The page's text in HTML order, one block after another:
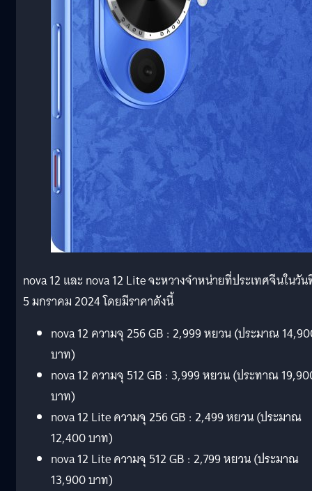
nova 12 และ nova 12 Lite จะหวางจำหน่ายที่ประเทศจีนในวั
5 มกราคม 2024 โดยมีราคาดังนี้
nova 12 ความจุ 256 GB : 2,999 หยวน (ประมาณ
บาท)
nova 12 ความจุ 512 GB : 3,999 หยวน (ประทาณ
บาท)
nova 12 Lite ความจุ 256 GB : 2,499 หยวน (ประมาณ
12,400 บาท)
nova 12 Lite ความจุ 512 GB : 2,799 หยวน (ประมาณ
13,900 บาท)